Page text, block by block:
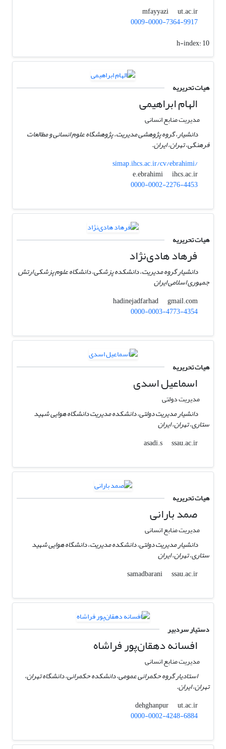
mfayyazi
ut.ac.ir
0009-0000-7364-9917
h-index:10
هیات تحریریه
الهام ابراهیمی
مدیریت منابع انسانی
دانشیار، گروه پژوهشی مدیریت، پژوهشگاه علوم انسانی و مطالعات
فرهنگی، تهران، ایران.
simap.ihcs.ac.ir/cv/ebrahimi/
e.ebrahimi
ihcs.ac.ir
0000-0002-2276-4453
هیات تحریریه
فرهاد هادی‌نژاد
دانشیار گروه مدیریت، دانشکده پزشکی، دانشگاه علوم پزشکی ارتش
جمهوری اسلامی ایران
hadinejadfarhad
gmail.com
0000-0003-4773-4354
هیات تحریریه
اسماعیل اسدی
مدیریت دولتی
دانشیار مدیریت دولتی، دانشکده مدیریت دانشگاه هوایی شهید
ستاری، تهران، ایران
asadi.s
ssau.ac.ir
هیات تحریریه
صمد بارانی
مدیریت منابع انسانی
دانشیار مدیریت دولتی، دانشکده مدیریت، دانشگاه هوایی شهید
ستاری، تهران، ایران
samadbarani
ssau.ac.ir
دستیار سردبیر
افسانه دهقان‌پور فراشاه
مدیریت منابع انسانی
استادیار گروه حکمرانی عمومی، دانشکده حکمرانی، دانشگاه تهران،
تهران، ایران.
dehghanpur
ut.ac.ir
0000-0002-4248-6884